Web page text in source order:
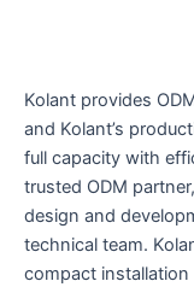
Kolant provides
and Kolant’s
full capacity with
trusted ODM
design and
technical team.
compact